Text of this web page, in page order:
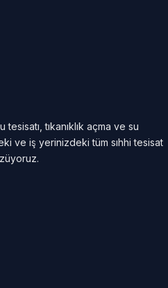
tıkanıklık açma ve su
ve iş yerinizdeki tüm sıhhi tesisat